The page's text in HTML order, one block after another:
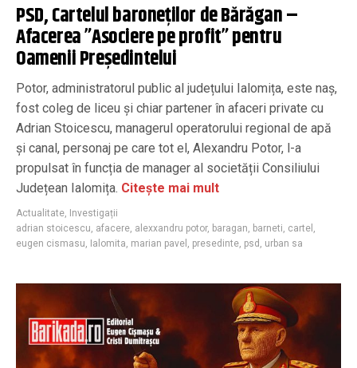
PSD, Cartelul baroneților de Bărăgan –
Afacerea ”Asociere pe profit” pentru
Oamenii Președintelui
Potor, administratorul public al județului Ialomița, este naș,
fost coleg de liceu și chiar partener în afaceri private cu
Adrian Stoicescu, managerul operatorului regional de apă
și canal, personaj pe care tot el, Alexandru Potor, l-a
propulsat în funcția de manager al societății Consiliului
Județean Ialomița. Citește mai mult
Actualitate, Investigații
adrian stoicescu, afacere, alexxandru potor, baragan, barneti, cartel ,
eugen cismasu, Ialomita, marian pavel , presedinte, psd , urban sa